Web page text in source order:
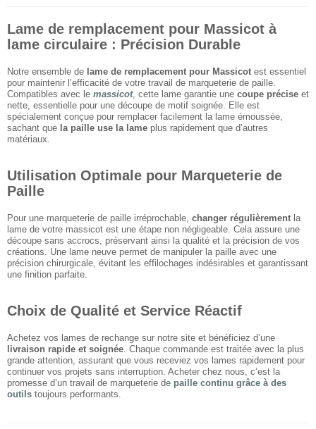
Lame de remplacement pour Massicot à
lame circulaire : Précision Durable
Notre ensemble de lame de remplacement pour Massicot est essentiel
pour maintenir l’efficacité de votre travail de marqueterie de paille.
Compatibles avec le massicot, cette lame garantie une coupe précise et
nette, essentielle pour une découpe de motif soignée. Elle est
spécialement conçue pour remplacer facilement la lame émoussée,
sachant que la paille use la lame plus rapidement que d’autres
matériaux.
Utilisation Optimale pour Marqueterie de
Paille
Pour une marqueterie de paille irréprochable, changer régulièrement la
lame de votre massicot est une étape non négligeable. Cela assure une
découpe sans accrocs, préservant ainsi la qualité et la précision de vos
créations. Une lame neuve permet de manipuler la paille avec une
précision chirurgicale, évitant les effilochages indésirables et garantissant
une finition parfaite.
Choix de Qualité et Service Réactif
Achetez vos lames de rechange sur notre site et bénéficiez d’une
livraison rapide et soignée. Chaque commande est traitée avec la plus
grande attention, assurant que vous receviez vos lames rapidement pour
continuer vos projets sans interruption. Acheter chez nous, c’est la
promesse d’un travail de marqueterie de paille continu grâce à des
outils toujours performants.